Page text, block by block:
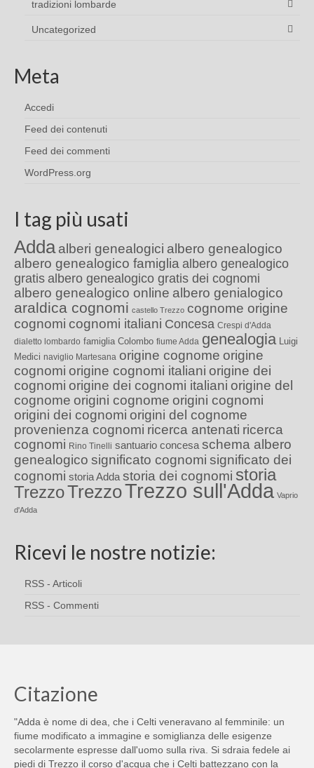
tradizioni lombarde
Uncategorized
Meta
Accedi
Feed dei contenuti
Feed dei commenti
WordPress.org
I tag più usati
Adda alberi genealogici albero genealogico
albero genealogico famiglia albero genealogico
gratis albero genealogico gratis dei cognomi
albero genealogico online albero genialogico
araldica cognomi castello Trezzo cognome origine
cognomi cognomi italiani Concesa Crespi d'Adda
dialetto lombardo famiglia Colombo fiume Adda genealogia Luigi
Medici naviglio Martesana origine cognome origine
cognomi origine cognomi italiani origine dei
cognomi origine dei cognomi italiani origine del
cognome origini cognome origini cognomi
origini dei cognomi origini del cognome
provenienza cognomi ricerca antenati ricerca
cognomi Rino Tinelli santuario concesa schema albero
genealogico significato cognomi significato dei
cognomi storia Adda storia dei cognomi storia
TrezzoTrezzoTrezzo sull'Adda Vaprio
d'Adda
Ricevi le nostre notizie:
RSS - Articoli
RSS - Commenti
Citazione
"Adda è nome di dea, che i Celti veneravano al femminile: un
fiume modificato a immagine e somiglianza delle esigenze
secolarmente espresse dall'uomo sulla riva. Si sdraia fedele ai
piedi di Trezzo il corso d'acqua che i Celti battezzano con la